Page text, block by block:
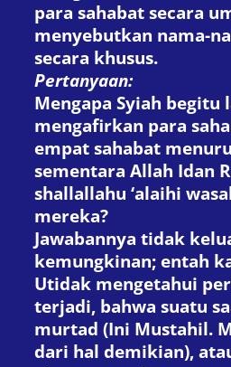
para sahabat secara
menyebutkan nama-
secara khusus.
Pertanyaan:
Mengapa Syiah begitu
mengafirkan para
empat sahabat
sementara Allah Idan
shallallahu ‘alaihi
mereka?
Jawabannya tidak
kemungkinan; entah
Utidak mengetahui
terjadi, bahwa suatu
murtad (Ini Mustahil.
dari hal demikian),